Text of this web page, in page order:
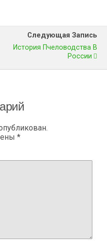
Следующая Запись
История Пчеловодства В
России
*